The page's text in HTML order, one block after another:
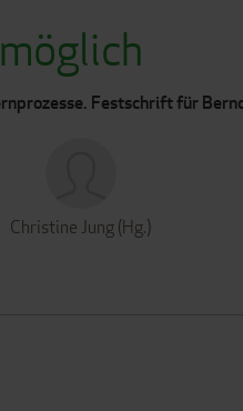
Festschrift für
Christine Jung (Hg.)